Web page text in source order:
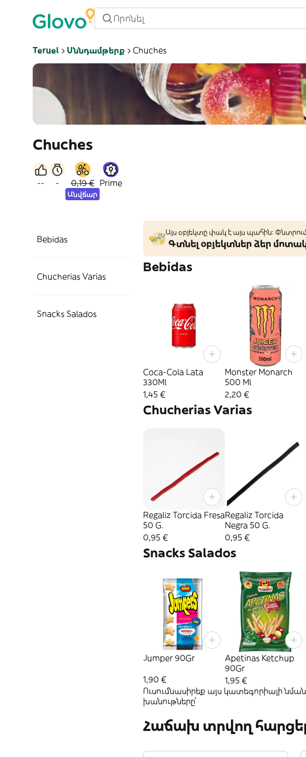
Teruel Սննդամթերք Chuches
Chuches
-- - 0,19 €
Անվճար
Prime
Bebidas
Chucherias Varias
Snacks Salados
Այս օբյեկտը փակ է այս պահին:
Գտնել օբյեկտներ ձեր
Bebidas
Coca-Cola Lata
330Ml
1,45 €
Monster Monarch
500 Ml
2,20 €
Chucherias Varias
Regaliz Torcida Fresa
50 G.
0,95 €
Regaliz Torcida
Negra 50 G.
0,95 €
Snacks Salados
Jumper 90Gr
1,90 €
Apetinas Ketchup
90Gr
1,95 €
Ուսումնասիրեք այս կատեգորիայի
խանութները՝
Հաճախ տրվող